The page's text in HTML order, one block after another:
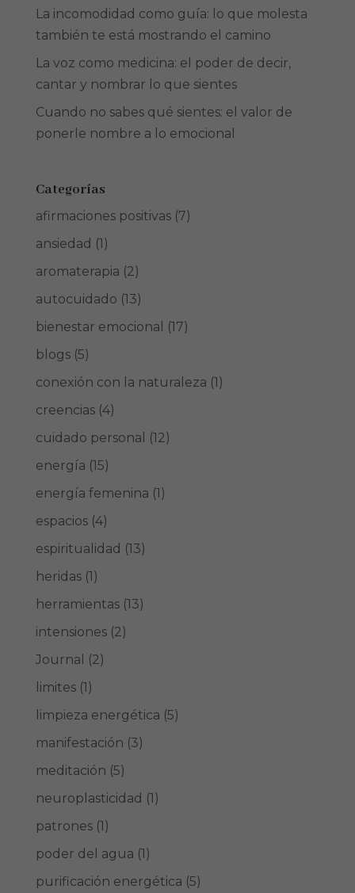
La incomodidad como guía: lo que molesta
también te está mostrando el camino
La voz como medicina: el poder de decir,
cantar y nombrar lo que sientes
Cuando no sabes qué sientes: el valor de
ponerle nombre a lo emocional
Categorías
afirmaciones positivas(7)
ansiedad (1)
aromaterapia (2)
autocuidado (13)
bienestar emocional
(17)
blogs(5)
conexión con la naturaleza (1)
creencias(4)
cuidado personal
(12)
energía (15)
energía femenina (1)
espacios(4)
espiritualidad (13)
heridas(1)
herramientas(13)
intensiones(2)
Journal
(2)
limites(1)
limpieza energética (5)
manifestación (3)
meditación (5)
neuroplasticidad (1)
patrones(1)
poder del agua (1)
purificación energética (5)